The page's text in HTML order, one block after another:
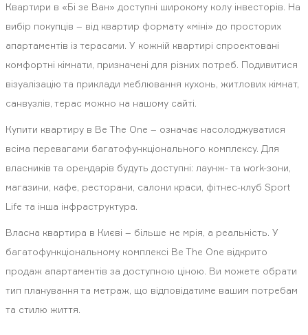
Квартири в «Бі зе Ван» доступні широкому колу інвесторів. На
вибір покупців – від квартир формату «міні» до просторих
апартаментів із терасами. У кожній квартирі спроектовані
комфортні кімнати, призначені для різних потреб. Подивитися
візуалізацію та приклади меблювання кухонь, житлових кімнат,
санвузлів, терас можно на нашому сайті.
Купити квартиру в Be The One – означає насолоджуватися
всіма перевагами багатофункціонального комплексу. Для
власників та орендарів будуть доступні: лаунж- та work-зони,
магазини, кафе, ресторани, салони краси, фітнес-клуб Sport
Life та інша інфраструктура.
Власна квартира в Києві – більше не мрія, а реальність. У
багатофункціональному комплексі Be The One відкрито
продаж апартаментів за доступною ціною. Ви можете обрати
тип планування та метраж, що відповідатиме вашим потребам
та стилю життя.